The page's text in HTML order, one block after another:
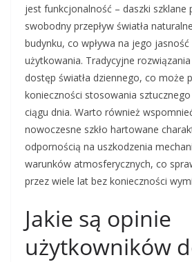
jest funkcjonalność – daszki szklane
swobodny przepływ światła
budynku, co wpływa na jego
użytkowania. Tradycyjne
dostęp światła dziennego, co może
konieczności stosowania
ciągu dnia. Warto również
nowoczesne szkło hartowane
odpornością na uszkodzenia
warunków atmosferycznych, co
przez wiele lat bez konieczności
Jakie są opinie
użytkowników